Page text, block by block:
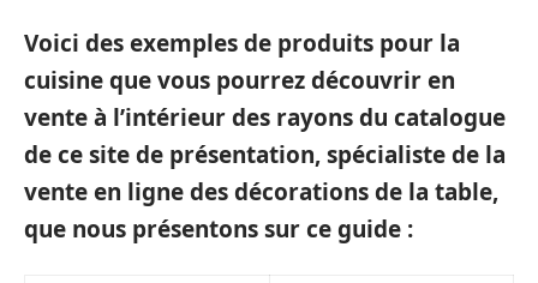
Voici des exemples de produits pour la
cuisine que vous pourrez découvrir en
vente à l’intérieur des rayons du catalogue
de ce site de présentation, spécialiste de la
vente en ligne des décorations de la table,
que nous présentons sur ce guide :